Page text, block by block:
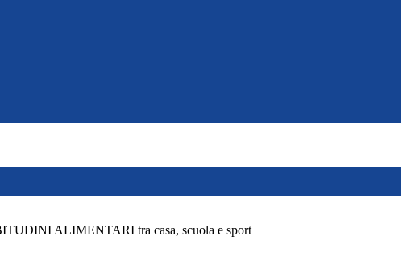
ALIMENTARI tra casa, scuola e sport